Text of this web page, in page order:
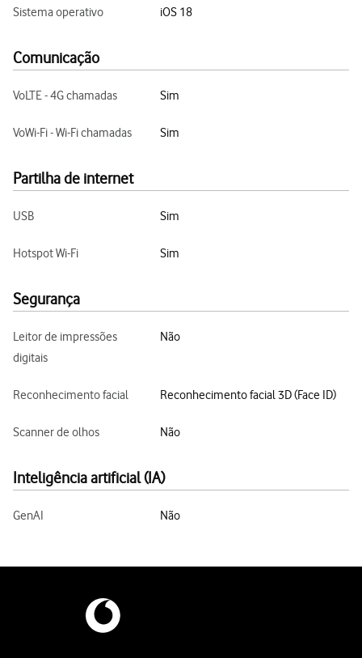
Sistema operativo iOS 18
Comunicação
VoLTE - 4G chamadas Sim
VoWi-Fi - Wi-Fi chamadas Sim
Partilha de internet
USB Sim
Hotspot Wi-Fi Sim
Segurança
Leitor de impressões
digitais
Não
Reconhecimento facial Reconhecimento facial 3D (Face ID)
Scanner de olhos Não
Inteligência artificial (IA)
GenAI Não